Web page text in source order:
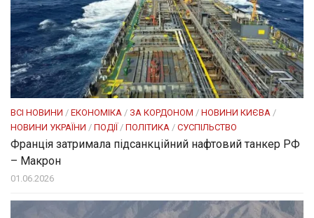
ВСІ НОВИНИ / ЕКОНОМІКА / ЗА КОРДОНОМ / НОВИНИ КИЄВА /
НОВИНИ УКРАЇНИ / ПОДІЇ / ПОЛІТИКА / СУСПІЛЬСТВО
Франція затримала підсанкційний нафтовий танкер РФ
– Макрон
01.06.2026